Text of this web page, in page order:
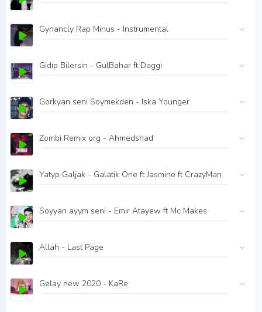
Gynancly Rap Minus - Instrumental
Gidip Bilersin - GulBahar ft Daggi
Gorkyan seni Soymekden - Iska Younger
Zombi Remix org - Ahmedshad
Yatyp Galjak - Galatik One ft Jasmine ft CrazyMan
Soyyan ayym seni - Emir Atayew ft Mc Makes
Allah - Last Page
Gelay new 2020 - KaRe